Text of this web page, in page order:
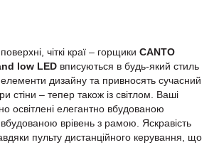
чіткі краї – горщики CANTO
low LED вписуються в будь-який стиль
елементи дизайну та привносять сучасний
стіни – тепер також із світлом. Ваші
освітлені елегантно вбудованою
врівень з рамою. Яскравість
пульту дистанційного керування, що